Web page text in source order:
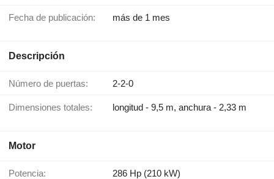
Fecha de publicación: más de 1 mes
Descripción
Número de puertas: 2-2-0
Dimensiones totales: longitud - 9,5 m, anchura - 2,33 m
Motor
Potencia: 286 Hp (210 kW)